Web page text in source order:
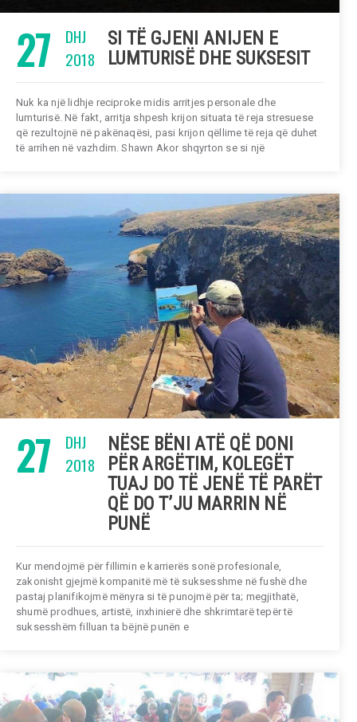
27
DHJ
2018
SI TË GJENI ANIJEN E
LUMTURISË DHE SUKSESIT
Nuk ka një lidhje reciproke midis arritjes personale dhe
lumturisë. Në fakt, arritja shpesh krijon situata të reja stresuese
që rezultojnë në pakënaqësi, pasi krijon qëllime të reja që duhet
të arrihen në vazhdim. Shawn Akor shqyrton se si një
27
DHJ
2018
NËSE BËNI ATË QË DONI
PËR ARGËTIM, KOLEGËT
TUAJ DO TË JENË TË PARËT
QË DO T’JU MARRIN NË
PUNË
Kur mendojmë për fillimin e karrierës sonë profesionale,
zakonisht gjejmë kompanitë më të suksesshme në fushë dhe
pastaj planifikojmë mënyra si të punojmë për ta; megjithatë,
shumë prodhues, artistë, inxhinierë dhe shkrimtarë tepër të
suksesshëm filluan ta bëjnë punën e